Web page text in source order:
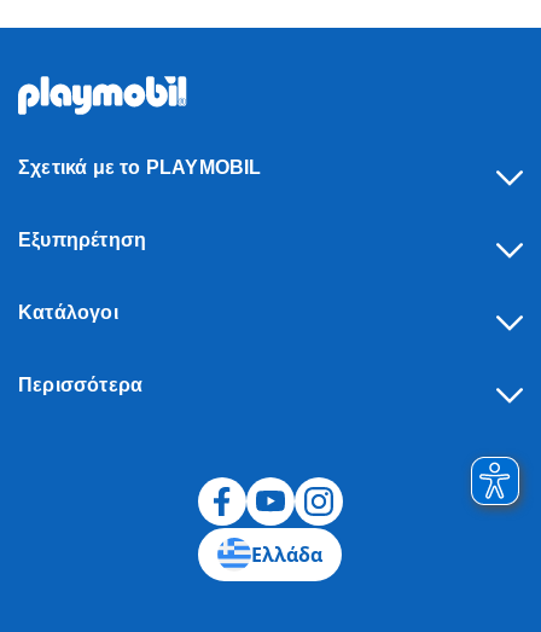
Σχετικά με το PLAYMOBIL
Εξυπηρέτηση
Κατάλογοι
Περισσότερα
Ελλάδα